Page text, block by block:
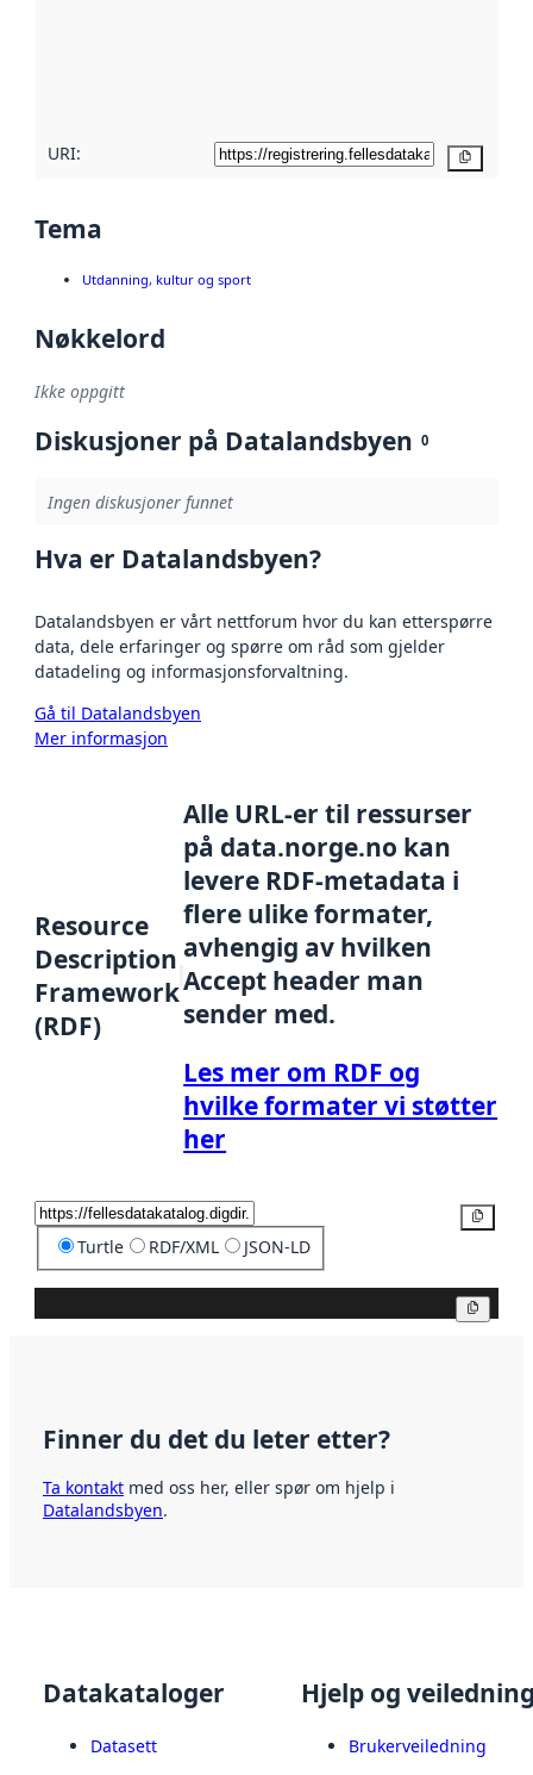
URI:
Tema
Utdanning, kultur og sport
Nøkkelord
Ikke oppgitt
Diskusjoner på Datalandsbyen 0
Ingen diskusjoner funnet
Hva er Datalandsbyen?
Datalandsbyen er vårt nettforum hvor du kan etterspørre
data, dele erfaringer og spørre om råd som gjelder
datadeling og informasjonsforvaltning.
Gå til Datalandsbyen
Mer informasjon
Resource
Description
Framework
(RDF)
Alle URL-er til ressurser
på data.norge.no kan
levere RDF-metadata i
flere ulike formater,
avhengig av hvilken
Accept header man
sender med.
Les mer om RDF og
hvilke formater vi støtter
her
Turtle RDF/XML JSON-LD
Finner du det du leter etter?
Ta kontakt med oss her, eller spør om hjelp i
Datalandsbyen.
Datakataloger
Datasett
Hjelp og
Brukerveiledning